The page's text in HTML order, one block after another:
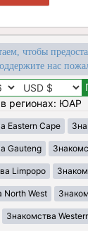
чтобы
нас
регионах: ЮАР
Eastern Cape
Gauteng
Limpopo
North West
Знакомства